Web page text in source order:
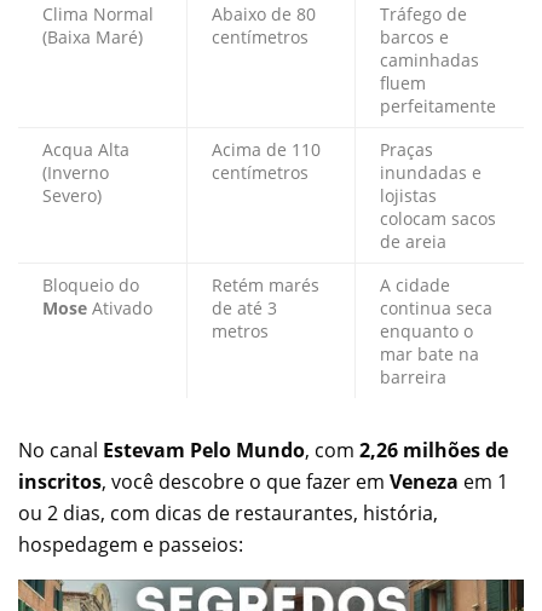
Clima Normal
(Baixa Maré)
Abaixo de 80
centímetros
Tráfego de
barcos e
caminhadas
fluem
perfeitamente
Acqua Alta
(Inverno
Severo)
Acima de 110
centímetros
Praças
inundadas e
lojistas
colocam sacos
de areia
Bloqueio do
Mose Ativado
Retém marés
de até 3
metros
A cidade
continua seca
enquanto o
mar bate na
barreira
No canal Estevam Pelo Mundo, com 2,26 milhões de
inscritos, você descobre o que fazer em Veneza em 1
ou 2 dias, com dicas de restaurantes, história,
hospedagem e passeios: